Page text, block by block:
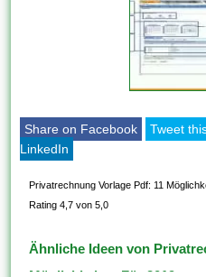
Share on Facebook Tweet
LinkedIn
Privatrechnung Vorlage Pdf: 11
Rating 4,7 von 5,0
Ähnliche Ideen von